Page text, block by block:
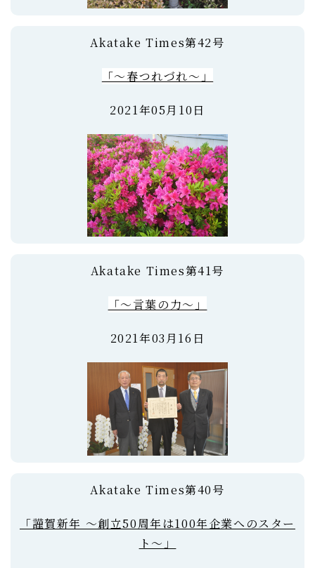
Akatake Times第42号
「～春つれづれ～」
2021年05月10日
Akatake Times第41号
「～言葉の力～」
2021年03月16日
Akatake Times第40号
「謹賀新年 ～創立50周年は100年企業へのスター
ト～」